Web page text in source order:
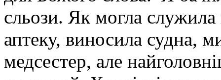
сльози. Як могла
аптеку, виносила судна,
медсестер, але